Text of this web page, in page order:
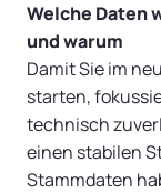
Welche Daten
und warum
Damit Sie im
starten,
technisch
einen stabilen
Stammdaten